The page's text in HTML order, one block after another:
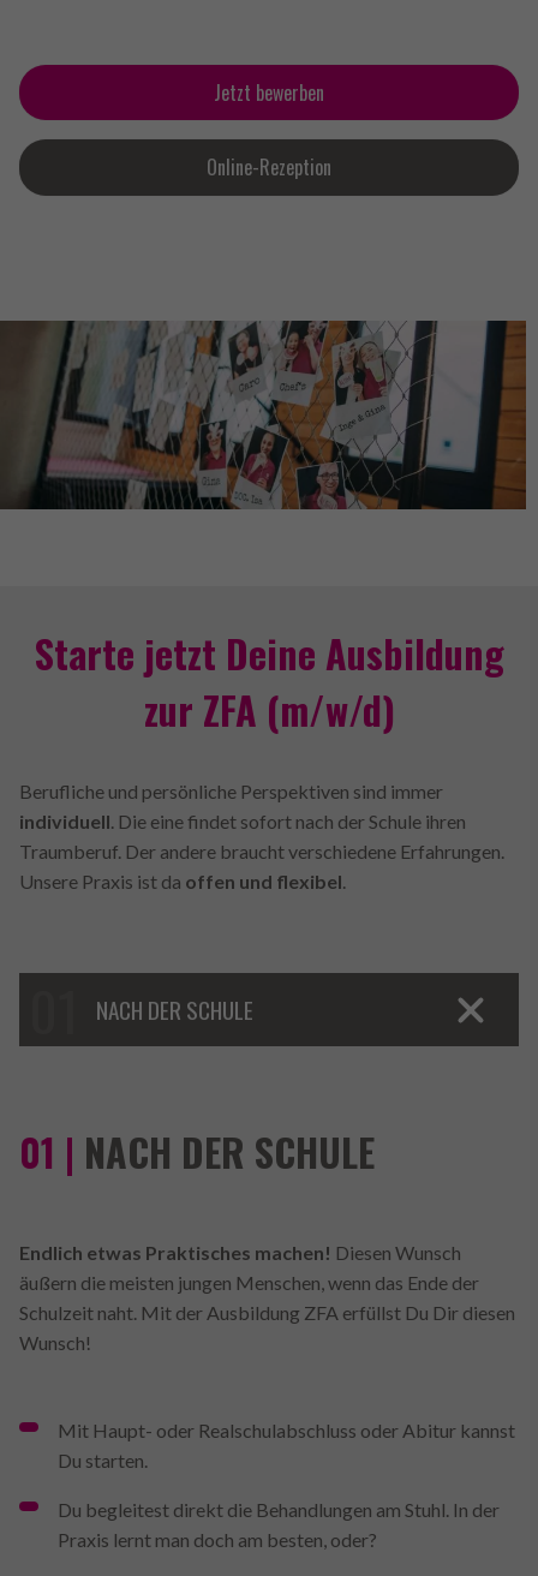
Jetzt bewerben
Online-Rezeption
Starte jetzt Deine Ausbildung
zur ZFA (m/w/d)
Berufliche und persönliche Perspektiven sind immer
individuell. Die eine findet sofort nach der Schule ihren
Traumberuf. Der andere braucht verschiedene Erfahrungen.
Unsere Praxis ist da offen und flexibel.
NACH DER SCHULE
01 | NACH DER SCHULE
Endlich etwas Praktisches machen! Diesen Wunsch
äußern die meisten jungen Menschen, wenn das Ende der
Schulzeit naht. Mit der Ausbildung ZFA erfüllst Du Dir diesen
Wunsch!
Mit Haupt- oder Realschulabschluss oder Abitur kannst
Du starten.
Du begleitest direkt die Behandlungen am Stuhl. In der
Praxis lernt man doch am besten, oder?